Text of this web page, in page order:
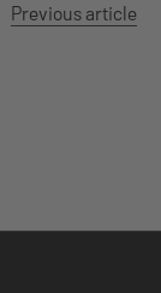
Previous article